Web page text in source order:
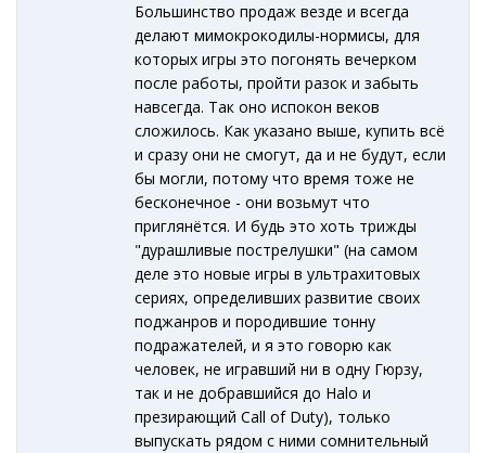
Большинство продаж везде и всегда
делают мимокрокодилы-нормисы, для
которых игры это погонять вечерком
после работы, пройти разок и забыть
навсегда. Так оно испокон веков
сложилось. Как указано выше, купить всё
и сразу они не смогут, да и не будут, если
бы могли, потому что время тоже не
бесконечное - они возьмут что
приглянётся. И будь это хоть трижды
"дурашливые пострелушки" (на самом
деле это новые игры в ультрахитовых
сериях, определивших развитие своих
поджанров и породившие тонну
подражателей, и я это говорю как
человек, не игравший ни в одну Гюрзу,
так и не добравшийся до Halo и
презирающий Call of Duty), только
выпускать рядом с ними сомнительный